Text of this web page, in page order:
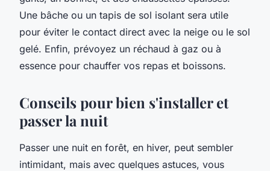
Une bâche ou un tapis de sol isolant sera utile
pour éviter le contact direct avec la neige ou le sol
gelé. Enfin, prévoyez un réchaud à gaz ou à
essence pour chauffer vos repas et boissons.
Conseils pour bien s'installer et
passer la nuit
Passer une nuit en forêt, en hiver, peut sembler
intimidant, mais avec quelques astuces, vous